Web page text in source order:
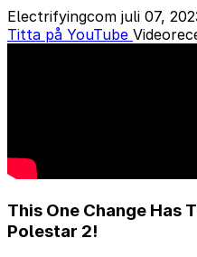
Electrifyingcom juli 07,
Titta på YouTube
This One Change Has
Polestar 2!